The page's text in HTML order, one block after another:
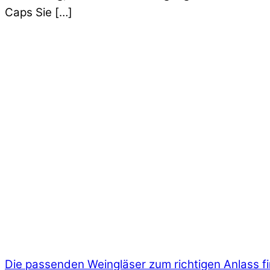
Caps Sie […]
Die passenden Weingläser zum richtigen Anlass